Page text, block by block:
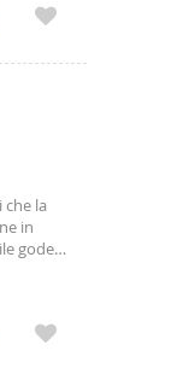
la
in
gode